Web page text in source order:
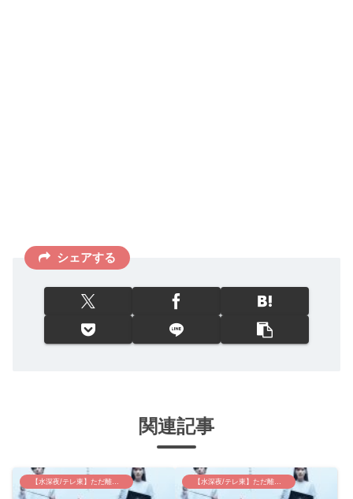
シェアする
関連記事
【水深夜/テレ東】ただ離婚してないだけ 【水深夜/テレ東】ただ離婚してないだけ